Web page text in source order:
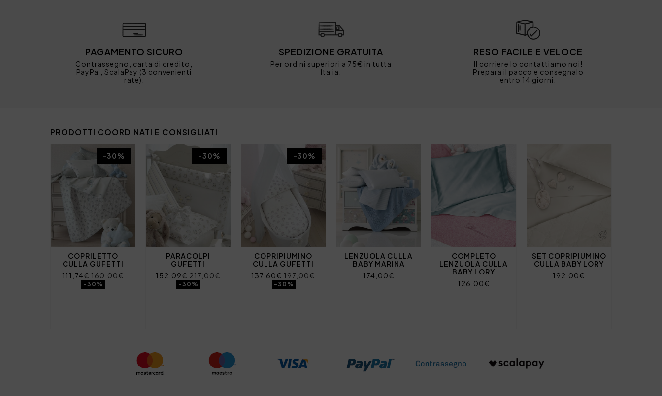
PAGAMENTO SICURO
Contrassegno, carta di credito,
PayPal, ScalaPay (3 convenienti
rate).
SPEDIZIONE GRATUITA
Per ordini superiori a 75€ in tutta
Italia.
RESO FACILE E VELOCE
Il corriere lo contattiamo noi!
Prepara il pacco e consegnalo
entro 14 giorni.
PRODOTTI COORDINATI E CONSIGLIATI
COPRILETTO
CULLA GUFETTI
111,74€ 160,00€
-30%
-30%
PARACOLPI
GUFETTI
152,09€ 217,00€
-30%
-30%
COPRIPIUMINO
CULLA GUFETTI
137,60€197,00€
-30%
-30%
LENZUOLA CULLA
BABY MARINA
174,00€
COMPLETO
LENZUOLA CULLA
BABY LORY
126,00€
SET COPRIPIUMINO
CULLA BABY LORY
192,00€